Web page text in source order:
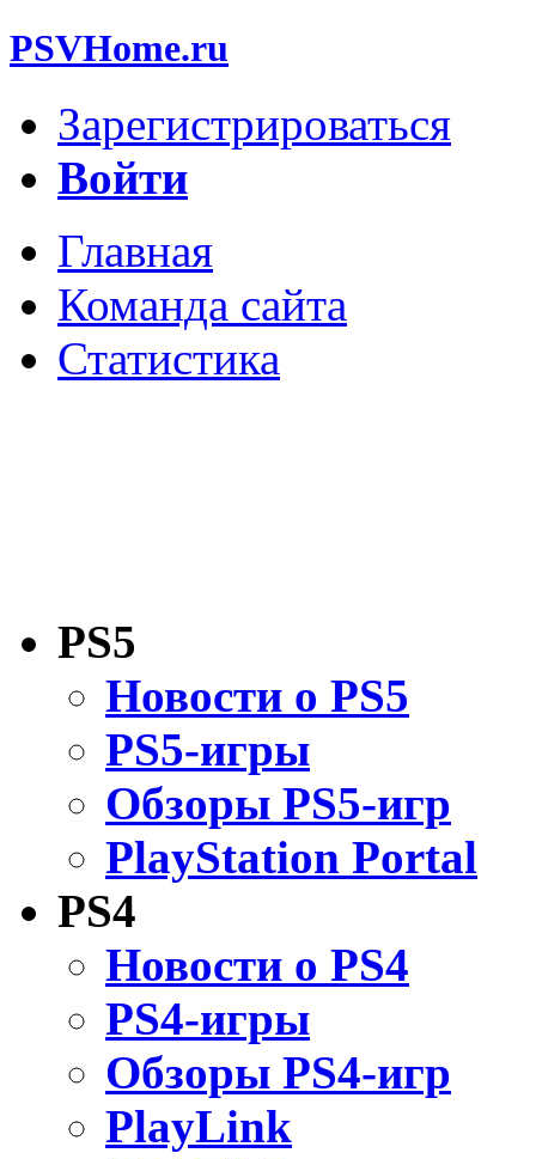
PSVHome.ru
Зарегистрироваться
Войти
Главная
Команда сайта
Статистика
PS5
Новости о PS5
PS5-игры
Обзоры PS5-игр
PlayStation Portal
PS4
Новости о PS4
PS4-игры
Обзоры PS4-игр
PlayLink